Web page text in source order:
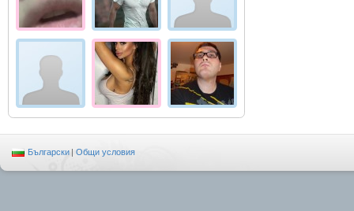
Български | Общи условия